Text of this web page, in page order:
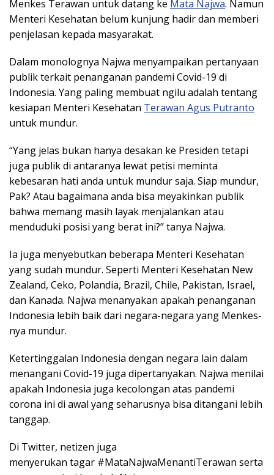
Menkes Terawan untuk datang ke Mata Najwa. Namun
Menteri Kesehatan belum kunjung hadir dan memberi
penjelasan kepada masyarakat.
Dalam monolognya Najwa menyampaikan pertanyaan
publik terkait penanganan pandemi Covid-19 di
Indonesia. Yang paling membuat ngilu adalah tentang
kesiapan Menteri Kesehatan Terawan Agus Putranto
untuk mundur.
“Yang jelas bukan hanya desakan ke Presiden tetapi
juga publik di antaranya lewat petisi meminta
kebesaran hati anda untuk mundur saja. Siap mundur,
Pak? Atau bagaimana anda bisa meyakinkan publik
bahwa memang masih layak menjalankan atau
menduduki posisi yang berat ini?” tanya Najwa.
Ia juga menyebutkan beberapa Menteri Kesehatan
yang sudah mundur. Seperti Menteri Kesehatan New
Zealand, Ceko, Polandia, Brazil, Chile, Pakistan, Israel,
dan Kanada. Najwa menanyakan apakah penanganan
Indonesia lebih baik dari negara-negara yang Menkes-
nya mundur.
Ketertinggalan Indonesia dengan negara lain dalam
menangani Covid-19 juga dipertanyakan. Najwa menilai
apakah Indonesia juga kecolongan atas pandemi
corona ini di awal yang seharusnya bisa ditangani lebih
tanggap.
Di Twitter, netizen juga
menyerukan tagar #MataNajwaMenantiTerawan serta